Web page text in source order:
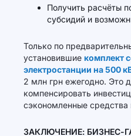
Получить расчёты
субсидий и
Только по
установившие комплект
электростанции на 500
2 млн грн ежегодно. Это
компенсировать
сэкономленные средства
ЗАКЛЮЧЕНИЕ: БИЗНЕС-